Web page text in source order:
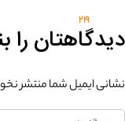
219
دیدگاهتان را
نشانی ایمیل شما منتشر